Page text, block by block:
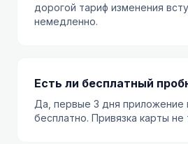
дорогой тариф изменения
немедленно.
Есть ли бесплатный
Да, первые 3 дня приложение
бесплатно. Привязка карты не